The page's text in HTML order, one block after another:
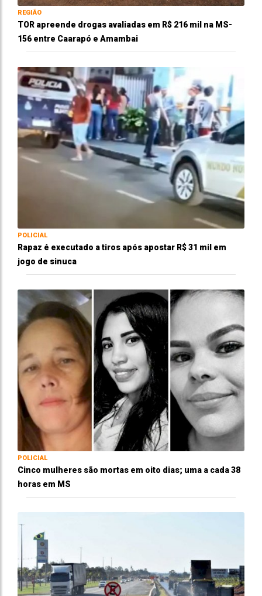
REGIÃO
TOR apreende drogas avaliadas em R$ 216 mil na MS-
156 entre Caarapó e Amambai
POLICIAL
Rapaz é executado a tiros após apostar R$ 31 mil em
jogo de sinuca
POLICIAL
Cinco mulheres são mortas em oito dias; uma a cada 38
horas em MS